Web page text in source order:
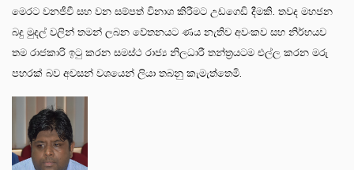
මෙරට වනජීවී සහ වන සම්පත් විනාශ කිරීමට උඩගෙඩි දීමකි. තවද මහජන
බදු මුදල් වලින් තමන් ලබන වේතනයට ණය නැතිව අවංකව සහ නිර්භයව
තම රාජකාරි ඉටු කරන සමස්ථ රාජ්‍ය නිලධාරී තන්ත්‍රයටම එල්ල කරන මරු
පහරක් බව අවසන් වශයෙන් ලියා තබනු කැමැත්තෙමි.